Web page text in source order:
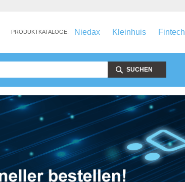
PRODUKTKATALOGE: Niedax Kleinhuis Fintech
SUCHEN